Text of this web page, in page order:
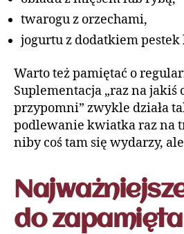
twarogu z orzechami,
jogurtu z dodatkiem pestek
Warto też pamiętać o
Suplementacja „raz na jakiś
przypomni” zwykle działa
podlewanie kwiatka raz na
niby coś tam się wydarzy,
do